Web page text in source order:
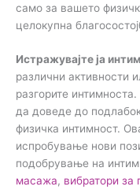
само за вашето
целокупна
Истражувајте ја
различни активности
разгорите
да доведе до
физичка интимност.
испробување нови
подобрување на
масажа, вибратори за